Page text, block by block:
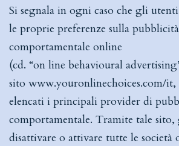
Si segnala in ogni caso che gli
le proprie preferenze sulla pubblicità
comportamentale online
(cd. “on line behavioural
sito www.youronlinechoices.com/it,
elencati i principali provider di
comportamentale. Tramite tale
disattivare o attivare tutte le società